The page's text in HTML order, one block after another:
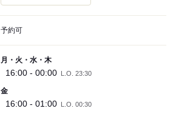
予約可
月・火・水・木
16:00 - 00:00 L.O. 23:30
金
16:00 - 01:00 L.O. 00:30